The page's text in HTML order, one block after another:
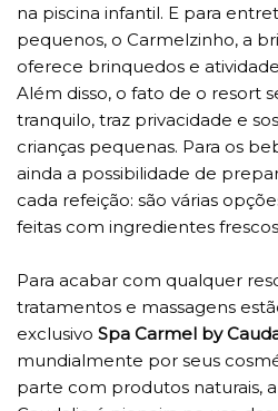
na piscina infantil. E para
pequenos, o Carmelzinho, a
oferece brinquedos e
Além disso, o fato de o resort
tranquilo, traz privacidade e
crianças pequenas. Para os
ainda a possibilidade de
cada refeição: são várias
feitas com ingredientes
Para acabar com qualquer
tratamentos e massagens
exclusivo Spa Carmel by
mundialmente por seus
parte com produtos naturais,